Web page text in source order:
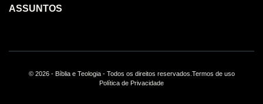
ASSUNTOS
© 2026 - Bíblia e Teologia - Todos os direitos reservados. Termos de uso
Política de Privacidade